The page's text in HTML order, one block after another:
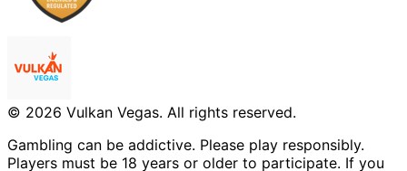
© 2026 Vulkan Vegas. All rights reserved.
Gambling can be addictive. Please play responsibly.
Players must be 18 years or older to participate. If you